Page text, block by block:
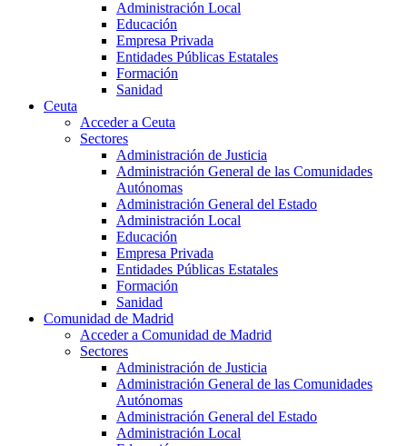
Administración Local
Educación
Empresa Privada
Entidades Públicas Estatales
Formación
Sanidad
Ceuta
Acceder a Ceuta
Sectores
Administración de Justicia
Administración General de las Comunidades
Autónomas
Administración General del Estado
Administración Local
Educación
Empresa Privada
Entidades Públicas Estatales
Formación
Sanidad
Comunidad de Madrid
Acceder a Comunidad de Madrid
Sectores
Administración de Justicia
Administración General de las Comunidades
Autónomas
Administración General del Estado
Administración Local